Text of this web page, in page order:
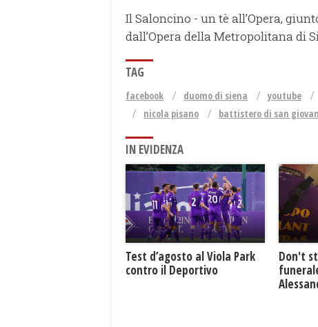
Il Saloncino - un tè all’Opera,
dall’Opera della Metropolitana di
TAG
facebook duomo di siena youtube
nicola pisano
battistero di san
IN EVIDENZA
Test d’agosto al Viola Park
contro il Deportivo
Don't